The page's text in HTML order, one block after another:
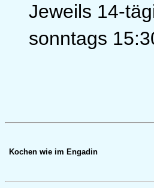
Jeweils 14-
sonntags
Kochen wie im Engadin